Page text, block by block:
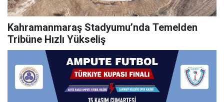
Kahramanmaraş Stadyumu’nda Temelden
Tribüne Hızlı Yükseliş